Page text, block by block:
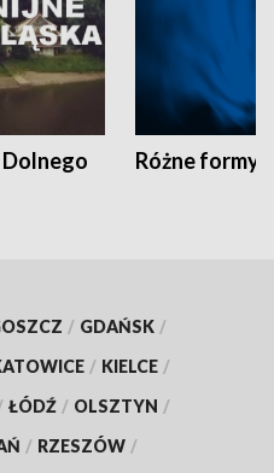
Dolnego
Różne formy
/ GDAŃSK /
/ KIELCE /
ŁÓDŹ / OLSZTYN /
/ RZESZÓW /